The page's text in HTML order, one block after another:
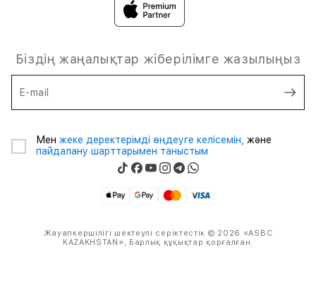
Біздің жаңалықтар жіберілімге жазылыңыз
E-mail
Мен жеке деректерімді өңдеуге келісемін, және
пайдалану шарттарымен таныстым
Жауапкершілігі шектеулі серіктестік © 2026 «ASBC
KAZAKHSTAN», Барлық құқықтар қорғалған.